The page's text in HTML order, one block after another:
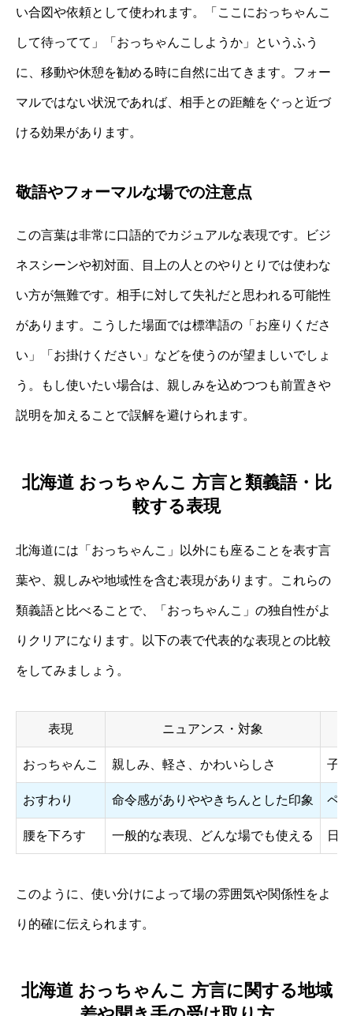
い合図や依頼として使われます。「ここにおっちゃんこ
して待ってて」「おっちゃんこしようか」というふう
に、移動や休憩を勧める時に自然に出てきます。フォー
マルではない状況であれば、相手との距離をぐっと近づ
ける効果があります。
敬語やフォーマルな場での注意点
この言葉は非常に口語的でカジュアルな表現です。ビジ
ネスシーンや初対面、目上の人とのやりとりでは使わな
い方が無難です。相手に対して失礼だと思われる可能性
があります。こうした場面では標準語の「お座りくださ
い」「お掛けください」などを使うのが望ましいでしょ
う。もし使いたい場合は、親しみを込めつつも前置きや
説明を加えることで誤解を避けられます。
北海道 おっちゃんこ 方言と類義語・比
較する表現
北海道には「おっちゃんこ」以外にも座ることを表す言
葉や、親しみや地域性を含む表現があります。これらの
類義語と比べることで、「おっちゃんこ」の独自性がよ
りクリアになります。以下の表で代表的な表現との比較
をしてみましょう。
表現 ニュアンス・対象
おっちゃんこ 親しみ、軽さ、かわいらしさ 子
おすわり 命令感がありややきちんとした印象 ペ
腰を下ろす 一般的な表現、どんな場でも使える 日
このように、使い分けによって場の雰囲気や関係性をよ
り的確に伝えられます。
北海道 おっちゃんこ 方言に関する地域